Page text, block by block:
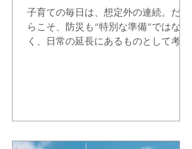
で「行楽キャンペーン」と入力 ③ 画
面の案内に従い、レシートまたは領収
書画像を送信 （商品名または価格が確
認できること） これで応募完了
子育ての毎日は、想定外の連続。だか
らこそ、防災も“特別な準備”ではな
く、日常の延長にあるものとして考え
ント内容 「 防災備蓄6点セット」 「も